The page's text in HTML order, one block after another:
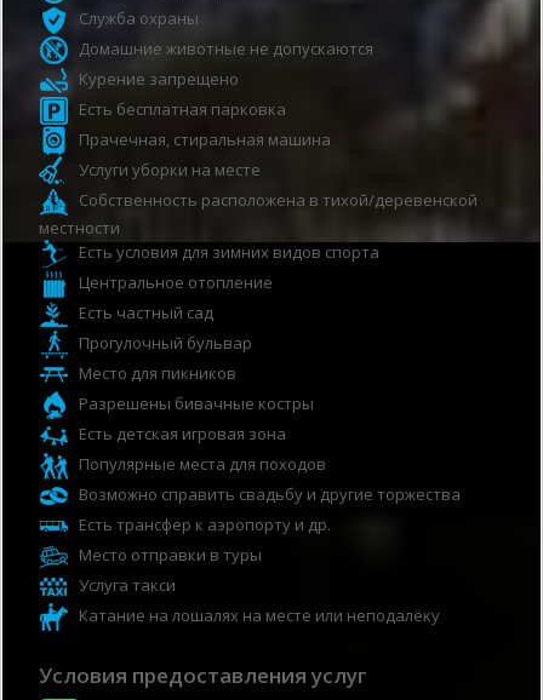
Служба охраны
Домашние животные не допускаются
Курение запрещено
Есть бесплатная парковка
Прачечная, стиральная машина
Услуги уборки на месте
Собственность расположена в тихой/деревенской
местности
Есть условия для зимних видов спорта
Центральное отопление
Есть частный сад
Прогулочный бульвар
Место для пикников
Разрешены бивачные костры
Есть детская игровая зона
Популярные места для походов
Возможно справить свадьбу и другие торжества
Есть трансфер к аэропорту и др.
Место отправки в туры
Услуга такси
Катание на лошалях на месте или неподалёку
Условия предоставления услуг